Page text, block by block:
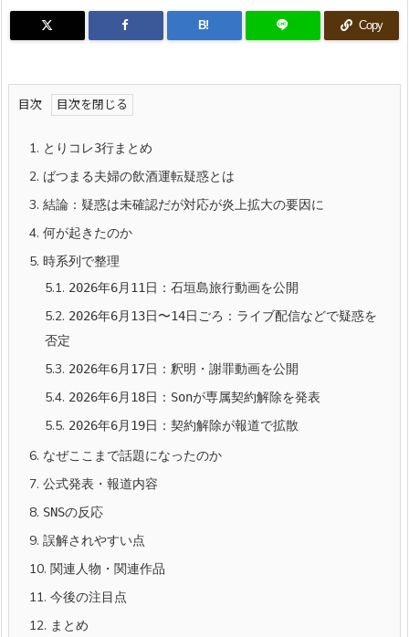
B! Copy
目次
1. とりコレ3行まとめ
2. ばつまる夫婦の飲酒運転疑惑とは
3. 結論：疑惑は未確認だが対応が炎上拡大の要因に
4. 何が起きたのか
5. 時系列で整理
5.1. 2026年6月11日：石垣島旅行動画を公開
5.2. 2026年6月13日〜14日ごろ：ライブ配信などで疑惑を
否定
5.3. 2026年6月17日：釈明・謝罪動画を公開
5.4. 2026年6月18日：Sonが専属契約解除を発表
5.5. 2026年6月19日：契約解除が報道で拡散
6. なぜここまで話題になったのか
7. 公式発表・報道内容
8. SNSの反応
9. 誤解されやすい点
10. 関連人物・関連作品
11. 今後の注目点
12. まとめ